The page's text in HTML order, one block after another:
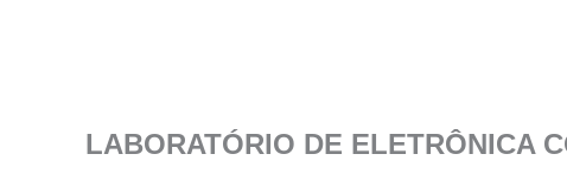
LABORATÓRIO DE ELETRÔNICA